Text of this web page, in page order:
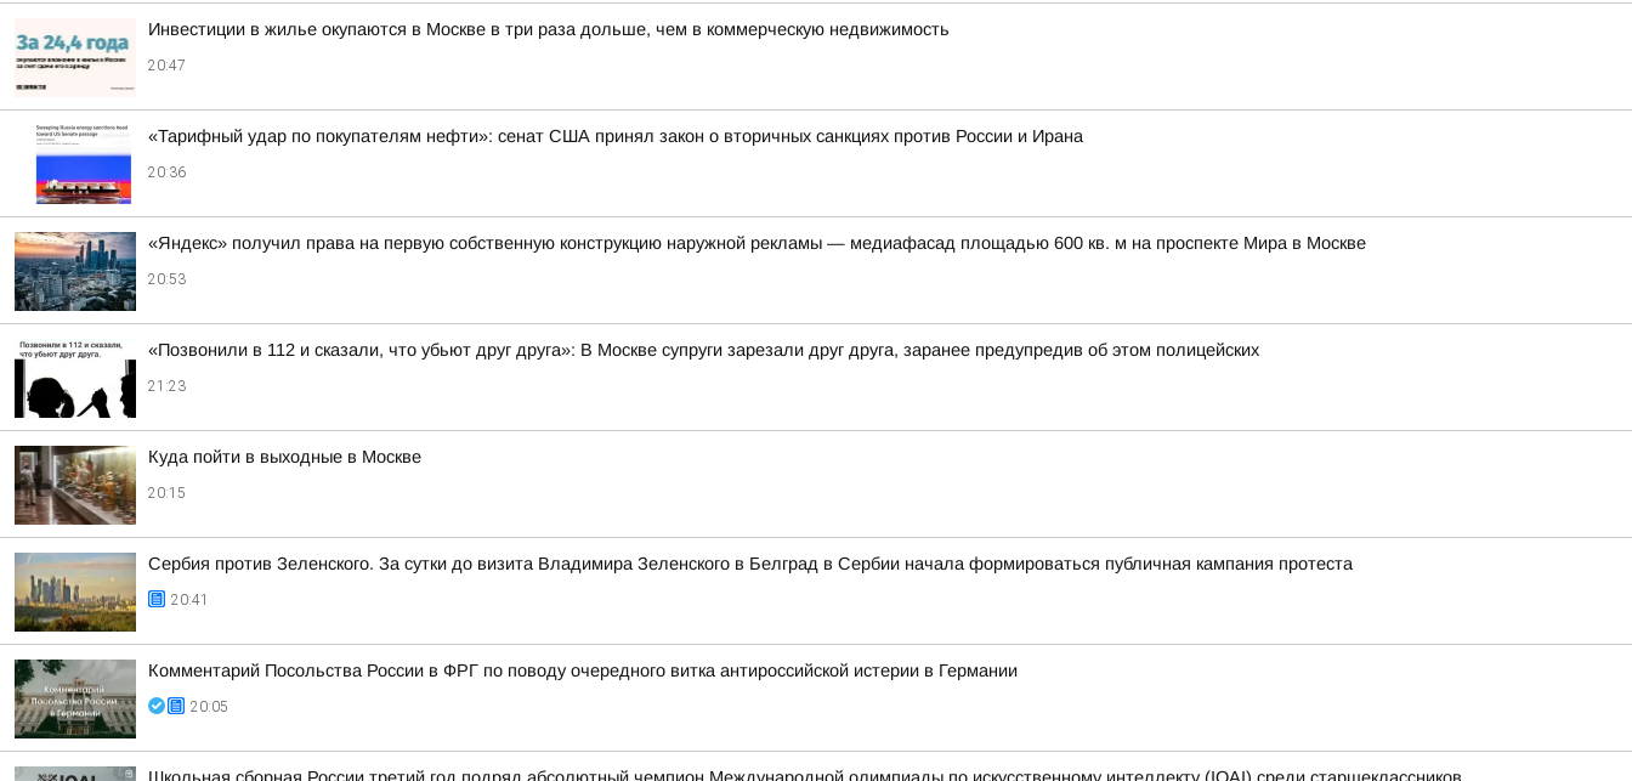
Инвестиции в жилье окупаются в Москве в три раза дольше, чем в коммерческую недвижимость
20:47
«Тарифный удар по покупателям нефти»: сенат США принял закон о вторичных санкциях против России и Ирана
20:36
«Яндекс» получил права на первую собственную конструкцию наружной рекламы — медиафасад площадью 600 кв. м на проспекте Мира в Москве
20:53
«Позвонили в 112 и сказали, что убьют друг друга»: В Москве супруги зарезали друг друга, заранее предупредив об этом полицейских
21:23
Куда пойти в выходные в Москве
20:15
Сербия против Зеленского. За сутки до визита Владимира Зеленского в Белград в Сербии начала формироваться публичная кампания протеста
20:41
Комментарий Посольства России в ФРГ по поводу очередного витка антироссийской истерии в Германии
20:05